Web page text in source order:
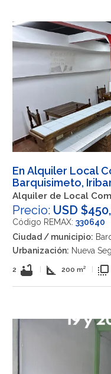
En Alquiler Local
Barquisimeto,
Alquiler de Local
Precio: USD
Código REMAX: 330640
Ciudad / municipio:
Urbanización: Nueva
2 bathtub square_foot 200 m² flip_to_front